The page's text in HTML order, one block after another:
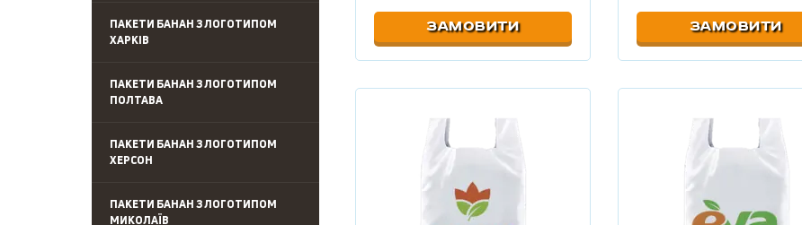
ПАКЕТИ БАНАН З ЛОГОТИПОМ
ХАРКІВ
ПАКЕТИ БАНАН З ЛОГОТИПОМ
ПОЛТАВА
ПАКЕТИ БАНАН З ЛОГОТИПОМ
ХЕРСОН
ПАКЕТИ БАНАН З ЛОГОТИПОМ
МИКОЛАЇВ
ЗАМОВИТИ ЗАМОВИТИ